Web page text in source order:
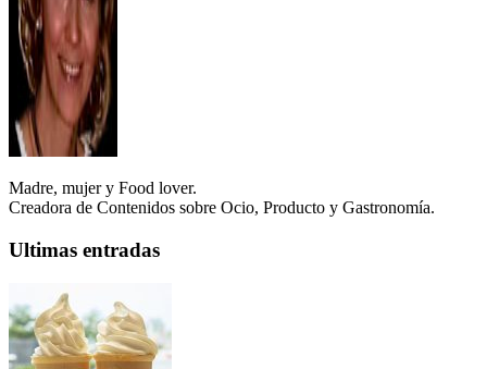
Madre, mujer y Food lover.
Creadora de Contenidos sobre Ocio, Producto y Gastronomía.
Ultimas entradas